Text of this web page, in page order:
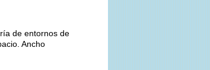
de entornos de
Ancho